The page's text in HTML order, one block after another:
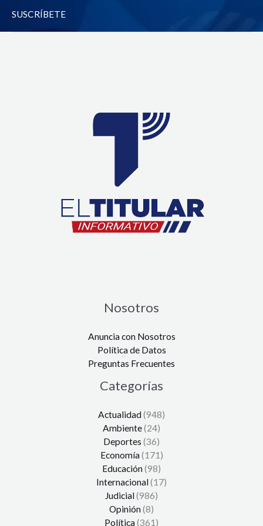
f
SUSCRÍBETE
Nosotros
Anuncia con Nosotros
Política de Datos
Preguntas Frecuentes
Categorías
Actualidad(948)
Ambiente(24)
Deportes (36)
Economía(171)
Educación(98)
Internacional(17)
Judicial(986)
Opinión(8)
Política(361)